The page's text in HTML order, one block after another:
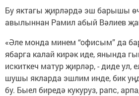
Бу яктагы җирләрдә эш барышы
авылыннан Рамил абый Вәлиев
«Әле монда минем “офисым” да
ябарга калай кирәк иде, янында
искиткеч матур җирләр, - диде ул,
шушы якларда эшлим инде, бик
бу. Быел биредә кукуруз, рапс,